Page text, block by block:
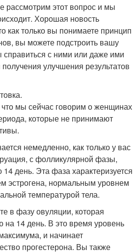
рассмотрим этот вопрос и мы
Хорошая новость
как только вы понимаете принцип
вы можете подстроить вашу
справиться с ними или даже ими
улучшения результатов
мы сейчас говорим о женщинах
которые не принимают
немедленно, как только у вас
с фолликулярной фазы,
14 день. Эта фаза характеризуется
эстрогена, нормальным уровнем
температурой тела.
в фазу овуляции, которая
на 14 день. В это время уровень
и начинает
прогестерона. Вы также